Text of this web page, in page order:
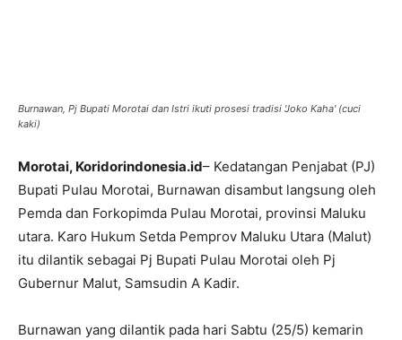
Burnawan, Pj Bupati Morotai dan Istri ikuti prosesi tradisi 'Joko Kaha' (cuci
kaki)
Morotai, Koridorindonesia.id– Kedatangan Penjabat (PJ)
Bupati Pulau Morotai, Burnawan disambut langsung oleh
Pemda dan Forkopimda Pulau Morotai, provinsi Maluku
utara. Karo Hukum Setda Pemprov Maluku Utara (Malut)
itu dilantik sebagai Pj Bupati Pulau Morotai oleh Pj
Gubernur Malut, Samsudin A Kadir.
Burnawan yang dilantik pada hari Sabtu (25/5) kemarin